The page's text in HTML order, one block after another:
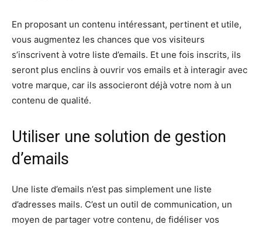
En proposant un contenu intéressant, pertinent et utile,
vous augmentez les chances que vos visiteurs
s’inscrivent à votre liste d’emails. Et une fois inscrits, ils
seront plus enclins à ouvrir vos emails et à interagir avec
votre marque, car ils associeront déjà votre nom à un
contenu de qualité.
Utiliser une solution de gestion
d’emails
Une liste d’emails n’est pas simplement une liste
d’adresses mails. C’est un outil de communication, un
moyen de partager votre contenu, de fidéliser vos